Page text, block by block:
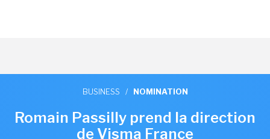
BUSINESS / NOMINATION
Romain Passilly prend la direction
de Visma France